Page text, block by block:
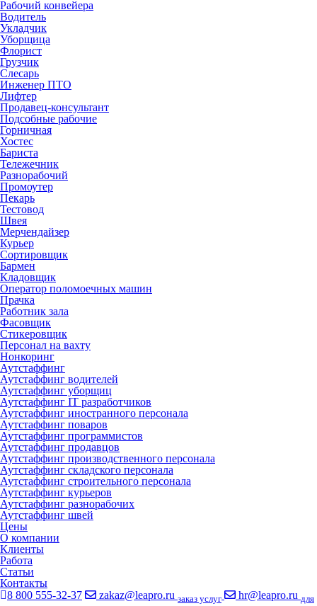
Рабочий конвейера
Водитель
Укладчик
Уборщица
Флорист
Грузчик
Слесарь
Инженер ПТО
Лифтер
Продавец-консультант
Подсобные рабочие
Горничная
Хостес
Бариста
Тележечник
Разнорабочий
Промоутер
Пекарь
Тестовод
Швея
Мерчендайзер
Курьер
Сортировщик
Бармен
Кладовщик
Оператор поломоечных машин
Прачка
Работник зала
Фасовщик
Стикеровщик
Персонал на вахту
Нонкоринг
Аутстаффинг
Аутстаффинг водителей
Аутстаффинг уборщиц
Аутстаффинг IT разработчиков
Аутстаффинг иностранного персонала
Аутстаффинг поваров
Аутстаффинг программистов
Аутстаффинг продавцов
Аутстаффинг производственного персонала
Аутстаффинг складского персонала
Аутстаффинг строительного персонала
Аутстаффинг курьеров
Аутстаффинг разнорабочих
Аутстаффинг швей
Цены
О компании
Клиенты
Работа
Статьи
Контакты
8 800 555-32-37
zakaz@leapro.ru заказ услуг hr@leapro.ru для